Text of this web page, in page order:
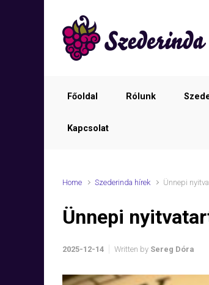
Főoldal Rólunk
Kapcsolat
Home Szederinda hírek Ünnepi
Ünnepi
2025-12-14 Written by Sereg Dóra